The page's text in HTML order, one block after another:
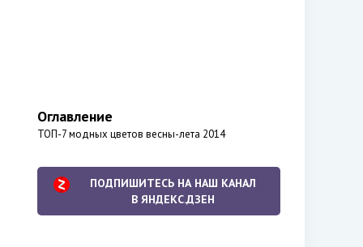
Оглавление
ТОП-7 модных цветов весны-лета 2014
ПОДПИШИТЕСЬ НА НАШ КАНАЛ
В ЯНДЕКС.ДЗЕН